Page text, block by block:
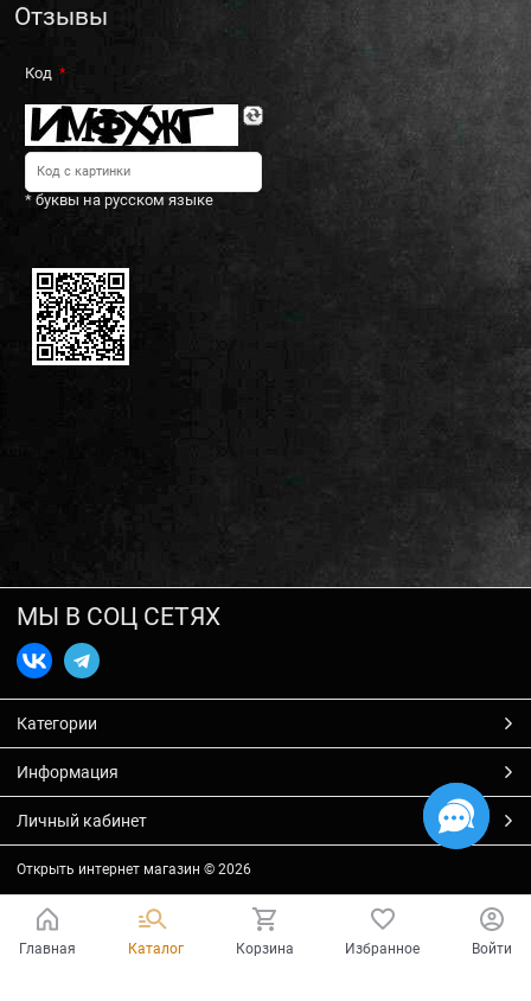
Отзывы
Код
* буквы на русском языке
МЫ В СОЦ СЕТЯХ
Категории
Информация
Личный кабинет
Открыть интернет магазин © 2026
Главная Каталог Корзина Избранное Войти